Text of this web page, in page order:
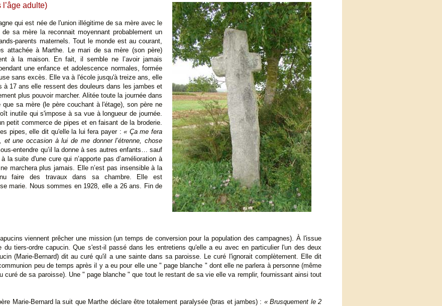
l’âge adulte)
qui est née de l'union illégitime de sa mère avec le
sa mère la reconnait moyennant probablement un
parents maternels. Tout le monde est au courant,
attachée à Marthe. Le mari de sa mère (son père)
à la maison. En fait, il semble ne l’avoir jamais
une enfance et adolescence normales, formée
sans excès. Elle va à l'école jusqu'à treize ans, elle
17 ans elle ressent des douleurs dans les jambes et
plus pouvoir marcher. Alitée toute la journée dans
que sa mère (le père couchant à l'étage), son père ne
inutile qui s'impose à sa vue à longueur de journée.
petit commerce de pipes et en faisant de la broderie.
pipes, elle dit qu'elle la lui fera payer :« Ça me fera
une occasion à lui de me donner l’étrenne, chose
entendre qu’il la donne à ses autres enfants… sauf
la suite d'une cure qui n’apporte pas d’amélioration à
marchera plus jamais. Elle n’est pas insensible à la
faire des travaux dans sa chambre. Elle est
marie. Nous sommes en 1928, elle a 26 ans. Fin de
viennent prêcher une mission (un temps de conversion pour la population des campagnes). À l'issue
tiers-ordre capucin. Que s'est-il passé dans les entretiens qu'elle a eu avec en particulier l'un des deux
(Marie-Bernard) dit au curé qu'il a une sainte dans sa paroisse. Le curé l'ignorait complètement. Elle dit
peu de temps après il y a eu pour elle une " page blanche " dont elle ne parlera à personne (même
curé de sa paroisse). Une " page blanche " que tout le restant de sa vie elle va remplir, fournissant ainsi tout
Marie-Bernard la suit que Marthe déclare être totalement paralysée (bras et jambes) : « Brusquement le 2